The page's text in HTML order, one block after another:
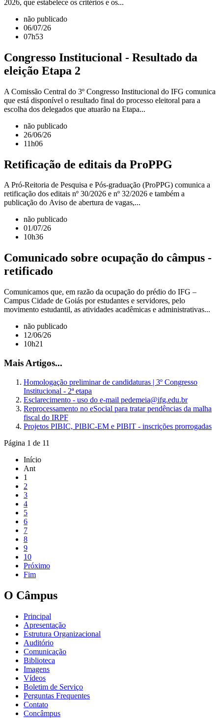
2026, que estabelece os critérios e os...
não publicado
06/07/26
07h53
Congresso Institucional - Resultado da
eleição Etapa 2
A Comissão Central do 3º Congresso Institucional do IFG comunica
que está disponível o resultado final do processo eleitoral para a
escolha dos delegados que atuarão na Etapa...
não publicado
26/06/26
11h06
Retificação de editais da ProPPG
A Pró-Reitoria de Pesquisa e Pós-graduação (ProPPG) comunica a
retificação dos editais nº 30/2026 e nº 32/2026 e também a
publicação do Aviso de abertura de vagas,...
não publicado
01/07/26
10h36
Comunicado sobre ocupação do câmpus -
retificado
Comunicamos que, em razão da ocupação do prédio do IFG –
Campus Cidade de Goiás por estudantes e servidores, pelo
movimento estudantil, as atividades acadêmicas e administrativas...
não publicado
12/06/26
10h21
Mais Artigos...
Homologação preliminar de candidaturas | 3º Congresso
Institucional - 2ª etapa
Esclarecimento - uso do e-mail pedemeia@ifg.edu.br
Reprocessamento no eSocial para tratar pendências da malha
fiscal do IRPF
Projetos PIBIC, PIBIC-EM e PIBIT - inscrições prorrogadas
Página 1 de 11
Início
Ant
1
2
3
4
5
6
7
8
9
10
Próximo
Fim
O Câmpus
Principal
Apresentação
Estrutura Organizacional
Auditório
Comunicação
Biblioteca
Imagens
Vídeos
Boletim de Serviço
Perguntas Frequentes
Contato
Concâmpus